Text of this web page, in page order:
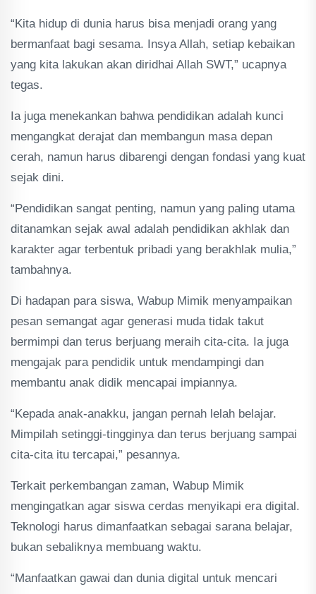
“Kita hidup di dunia harus bisa menjadi orang yang
bermanfaat bagi sesama. Insya Allah, setiap kebaikan
yang kita lakukan akan diridhai Allah SWT,” ucapnya
tegas.
Ia juga menekankan bahwa pendidikan adalah kunci
mengangkat derajat dan membangun masa depan
cerah, namun harus dibarengi dengan fondasi yang kuat
sejak dini.
“Pendidikan sangat penting, namun yang paling utama
ditanamkan sejak awal adalah pendidikan akhlak dan
karakter agar terbentuk pribadi yang berakhlak mulia,”
tambahnya.
Di hadapan para siswa, Wabup Mimik menyampaikan
pesan semangat agar generasi muda tidak takut
bermimpi dan terus berjuang meraih cita-cita. Ia juga
mengajak para pendidik untuk mendampingi dan
membantu anak didik mencapai impiannya.
“Kepada anak-anakku, jangan pernah lelah belajar.
Mimpilah setinggi-tingginya dan terus berjuang sampai
cita-cita itu tercapai,” pesannya.
Terkait perkembangan zaman, Wabup Mimik
mengingatkan agar siswa cerdas menyikapi era digital.
Teknologi harus dimanfaatkan sebagai sarana belajar,
bukan sebaliknya membuang waktu.
“Manfaatkan gawai dan dunia digital untuk mencari